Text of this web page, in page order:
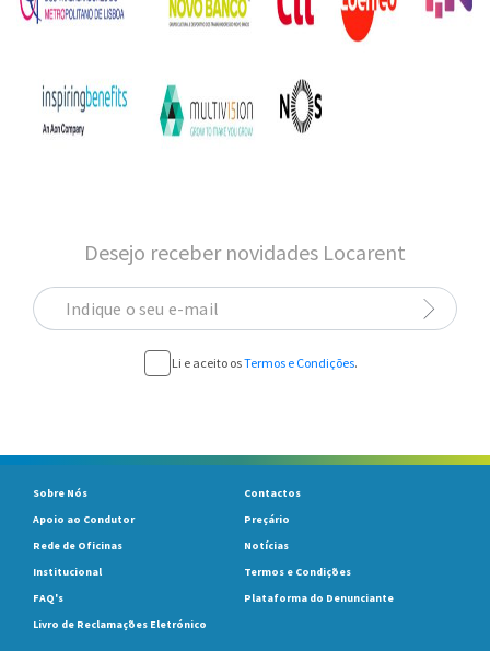
Desejo receber novidades Locarent
Indique o seu e-mail
Li e aceito osTermos e Condições.
Sobre Nós
Contactos
Apoio ao Condutor
Preçário
Rede de Oficinas
Notícias
Institucional
Termos e Condições
FAQ's
Plataforma do Denunciante
Livro de Reclamações Eletrónico